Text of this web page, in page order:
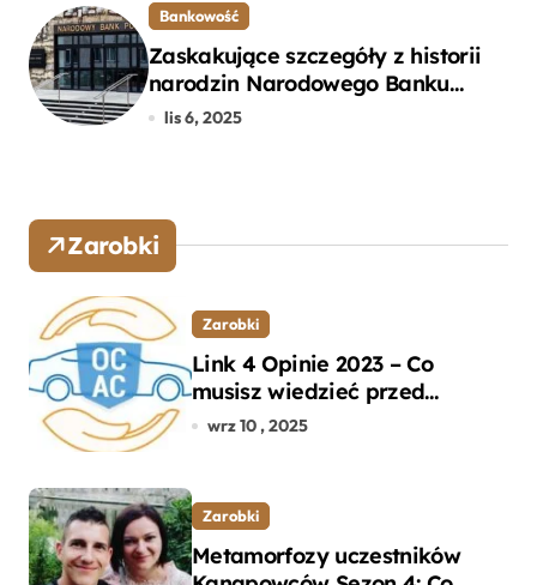
Bankowość
Zaskakujące szczegóły z historii
narodzin Narodowego Banku
Polskiego, o których mogłeś nie
lis 6, 2025
Zarobki
Zarobki
Link 4 Opinie 2023 – Co
musisz wiedzieć przed
wyborem ubezpieczenia OC i
wrz 10 , 2025
Zarobki
Metamorfozy uczestników